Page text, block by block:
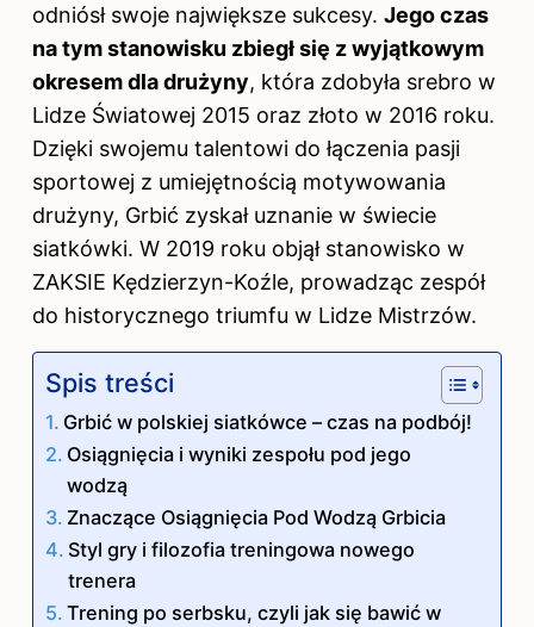
odniósł swoje największe sukcesy. Jego czas
na tym stanowisku zbiegł się z wyjątkowym
okresem dla drużyny, która zdobyła srebro w
Lidze Światowej 2015 oraz złoto w 2016 roku.
Dzięki swojemu talentowi do łączenia pasji
sportowej z umiejętnością motywowania
drużyny, Grbić zyskał uznanie w świecie
siatkówki. W 2019 roku objął stanowisko w
ZAKSIE Kędzierzyn-Koźle, prowadząc zespół
do historycznego triumfu w Lidze Mistrzów.
Spis treści
Grbić w polskiej siatkówce – czas na podbój!
Osiągnięcia i wyniki zespołu pod jego
wodzą
Znaczące Osiągnięcia Pod Wodzą Grbicia
Styl gry i filozofia treningowa nowego
trenera
Trening po serbsku, czyli jak się bawić w